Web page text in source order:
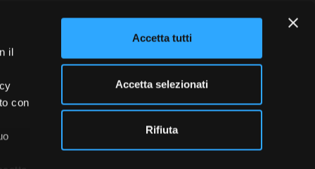
il
con
Accetta tutti
Accetta selezionati
Rifiuta